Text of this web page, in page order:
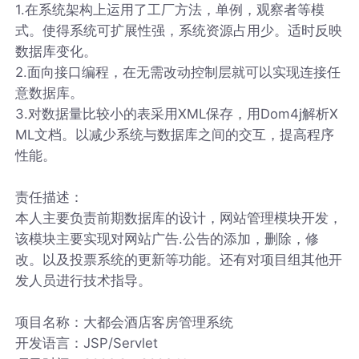
1.在系统架构上运用了工厂方法，单例，观察者等模
式。使得系统可扩展性强，系统资源占用少。适时反映
数据库变化。
2.面向接口编程，在无需改动控制层就可以实现连接任
意数据库。
3.对数据量比较小的表采用XML保存，用Dom4j解析X
ML文档。以减少系统与数据库之间的交互，提高程序
性能。
责任描述：
本人主要负责前期数据库的设计，网站管理模块开发，
该模块主要实现对网站广告.公告的添加，删除，修
改。以及投票系统的更新等功能。还有对项目组其他开
发人员进行技术指导。
项目名称：大都会酒店客房管理系统
开发语言：JSP/Servlet